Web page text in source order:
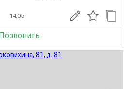
14.05
Позвонить